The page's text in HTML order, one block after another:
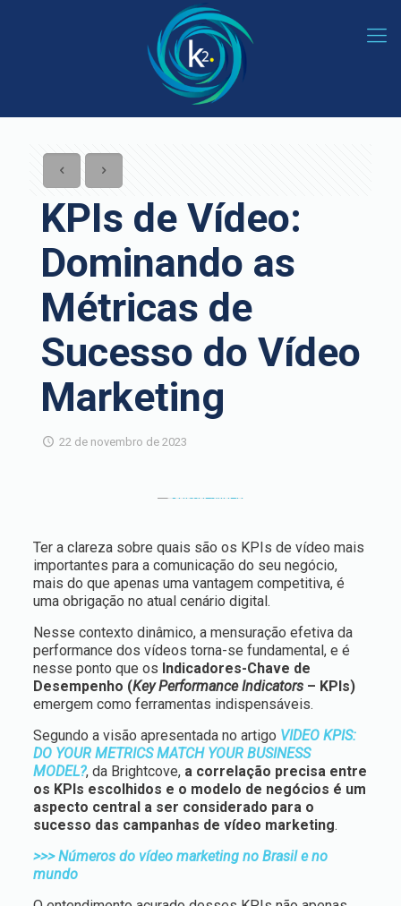
KPIs de Vídeo:
Dominando as
Métricas de
Sucesso do Vídeo
Marketing
22 de novembro de 2023
Ter a clareza sobre quais são os KPIs de vídeo mais
importantes para a comunicação do seu negócio,
mais do que apenas uma vantagem competitiva, é
uma obrigação no atual cenário digital.
Nesse contexto dinâmico, a mensuração efetiva da
performance dos vídeos torna-se fundamental, e é
nesse ponto que os Indicadores-Chave de
Desempenho (Key Performance Indicators– KPIs)
emergem como ferramentas indispensáveis.
Segundo a visão apresentada no artigo VIDEO KPIS:
DO YOUR METRICS MATCH YOUR BUSINESS
MODEL?, da Brightcove, a correlação precisa entre
os KPIs escolhidos e o modelo de negócios é um
aspecto central a ser considerado para o
sucesso das campanhas de vídeo marketing.
>>> Números do vídeo marketing no Brasil e no
mundo